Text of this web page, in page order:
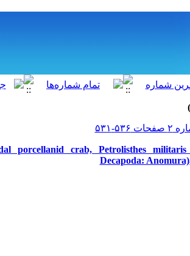
porcellanid crab, Petrolisthes militaris
Decapoda: